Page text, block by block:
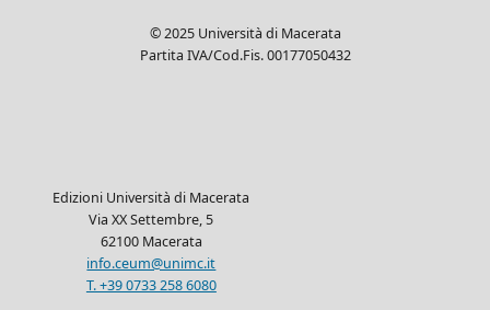
© 2025 Università di Macerata
Partita IVA/Cod.Fis. 00177050432
Edizioni Università di Macerata
Via XX Settembre, 5
62100 Macerata
info.ceum@unimc.it
T. +39 0733 258 6080